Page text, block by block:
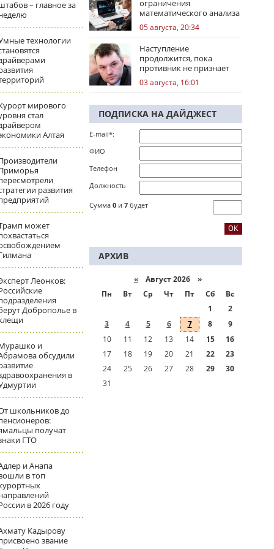
– главное за
технологии
мирового
стал
Алтая
развития
может
Леонков:
Доброполье в
и
обсудили
в
школьников до
получат
ГТО
и Анапа
в топ
в 2026 году
Кадырову
звание
ограничения
математического анализа
избирательных кампаний
05 августа, 20:34
Наступление
продолжится, пока
противник не признает
стратегическое
поражение
03 августа, 16:01
ПОДПИСКА НА ДАЙДЖЕСТ
E-mail*:
ФИО
Телефон
Должность
Сумма 0 и 7 будет
АРХИВ
« Август 2026 »
Пн
Вт Ср Чт Пт Сб
Вс
1
2
3
4 5 6 7 8
9
10
11 12 13 14 15
16
17
18 19 20 21 22
23
24
25 26 27 28 29
30
31